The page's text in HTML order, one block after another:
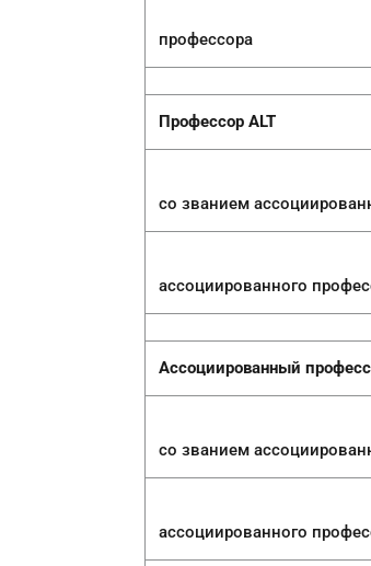
Доктор наук,
профессора
Профессор ALT
Доктор
со званием
Кандидат
ассоциированного
Ассоциированный
Доктор
со званием
Кандидат
ассоциированного